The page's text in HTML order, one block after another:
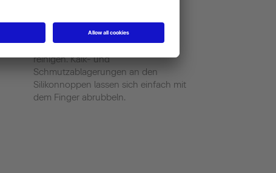
Die Oberflächen sind besonders
pflegeleicht und problemlos zu
reinigen. Kalk- und
Schmutzablagerungen an den
Silikonnoppen lassen sich einfach mit
dem Finger abrubbeln.